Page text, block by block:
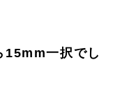
15mm一択でし